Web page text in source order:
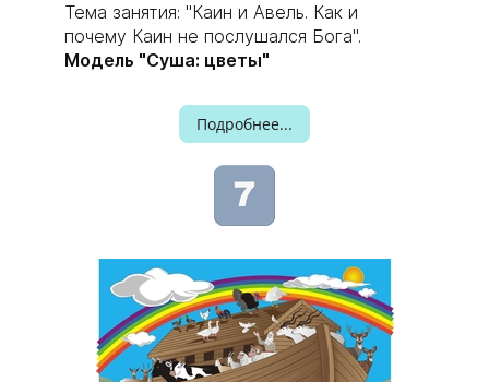
Тема занятия: "Каин и Авель. Как и
почему Каин не послушался Бога".
Модель "Суша: цветы"
Подробнее...